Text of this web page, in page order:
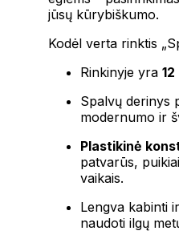
jūsų kūrybiškumo.
Kodėl verta rinktis
Rinkinyje yra
Spalvų derinys
modernumo ir
Plastikinė
patvarūs,
vaikais.
Lengva kabinti
naudoti ilgų